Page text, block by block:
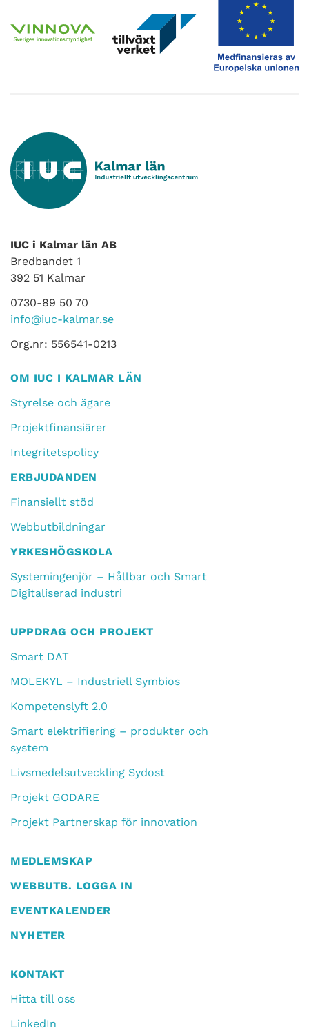
IUC i Kalmar län AB
Bredbandet 1
392 51 Kalmar
0730-89 50 70
info@iuc-kalmar.se
Org.nr: 556541-0213
OM IUC I KALMAR LÄN
Styrelse och ägare
Projektfinansiärer
Integritetspolicy
ERBJUDANDEN
Finansiellt stöd
Webbutbildningar
YRKESHÖGSKOLA
Systemingenjör – Hållbar och Smart
Digitaliserad industri
UPPDRAG OCH PROJEKT
Smart DAT
MOLEKYL – Industriell Symbios
Kompetenslyft 2.0
Smart elektrifiering – produkter och
system
Livsmedelsutveckling Sydost
Projekt GODARE
Projekt Partnerskap för innovation
MEDLEMSKAP
WEBBUTB. LOGGA IN
EVENTKALENDER
NYHETER
KONTAKT
Hitta till oss
LinkedIn